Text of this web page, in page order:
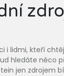
i lidmi, kteří
hledáte něco
jen zdrojem